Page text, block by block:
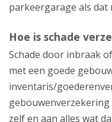
parkeergarage als dat
Hoe is schade
Schade door inbraak
met een goede
inventaris/
zelf en aan alles wat